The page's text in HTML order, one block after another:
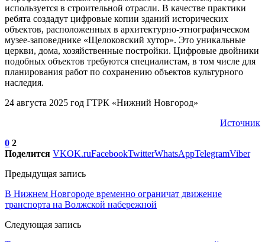
используется в строительной отрасли. В качестве практики
ребята создадут цифровые копии зданий исторических
объектов, расположенных в архитектурно-этнографическом
музее-заповеднике «Щелоковский хутор». Это уникальные
церкви, дома, хозяйственные постройки. Цифровые двойники
подобных объектов требуются специалистам, в том числе для
планирования работ по сохранению объектов культурного
наследия.
24 августа 2025 год ГТРК «Нижний Новгород»
Источник
0 2
Поделится VKOK.ruFacebookTwitterWhatsAppTelegramViber
Предыдущая запись
В Нижнем Новгороде временно ограничат движение
транспорта на Волжской набережной
Следующая запись